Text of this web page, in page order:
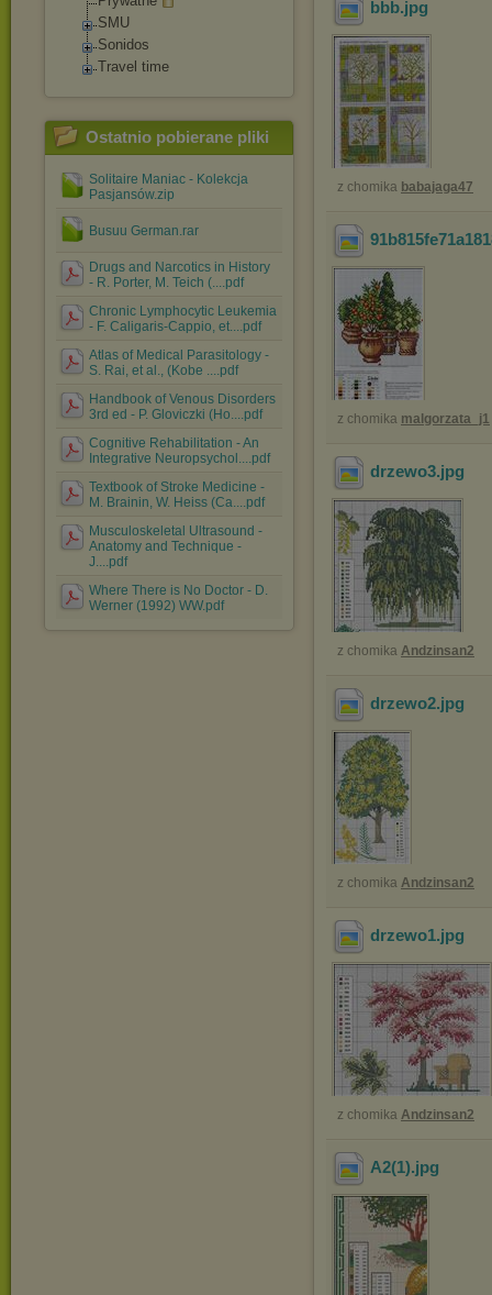
SMU
Sonidos
Travel time
Ostatnio pobierane pliki
Solitaire Maniac - Kolekcja
Pasjansów.zip
Busuu German.rar
Drugs and Narcotics in History
- R. Porter, M. Teich (....pdf
Chronic Lymphocytic Leukemia
- F. Caligaris-Cappio, et....pdf
Atlas of Medical Parasitology -
S. Rai, et al., (Kobe ....pdf
Handbook of Venous Disorders
3rd ed - P. Gloviczki (Ho....pdf
Cognitive Rehabilitation - An
Integrative Neuropsychol....pdf
Textbook of Stroke Medicine -
M. Brainin, W. Heiss (Ca....pdf
Musculoskeletal Ultrasound -
Anatomy and Technique -
J....pdf
Where There is No Doctor - D.
Werner (1992) WW.pdf
bbb.jpg
z chomika babajaga47
z chomika malgorzata_j1
drzewo3.jpg
z chomika Andzinsan2
drzewo2.jpg
z chomika Andzinsan2
drzewo1.jpg
z chomika Andzinsan2
A2(1).jpg